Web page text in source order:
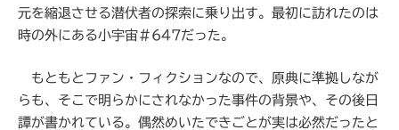
元を縮退させる潜伏者の探索に乗り出す。最初に訪れたのは
時の外にある小宇宙＃647だった。
もともとファン・フィクションなので、原典に準拠しなが
らも、そこで明らかにされなかった事件の背景や、その後日
譚が書かれている。偶然めいたできごとが実は必然だったと